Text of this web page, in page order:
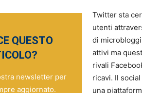
QUESTO
newsletter per
aggiornato.
Twitter sta
utenti
di
attivi ma
rivali
ricavi. Il
una